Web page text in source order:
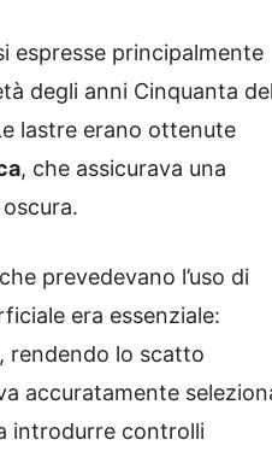
espresse principalmente
degli anni Cinquanta del
lastre erano ottenute
, che assicurava una
prevedevano l’uso di
era essenziale:
, rendendo lo scatto
accuratamente
introdurre controlli